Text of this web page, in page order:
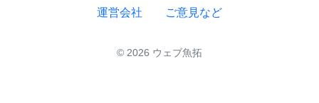
運営会社 ご意見など
© 2026 ウェブ魚拓